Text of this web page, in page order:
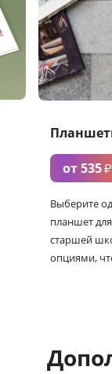
от 535₽
Выберите
планшет
старшей
опциями,